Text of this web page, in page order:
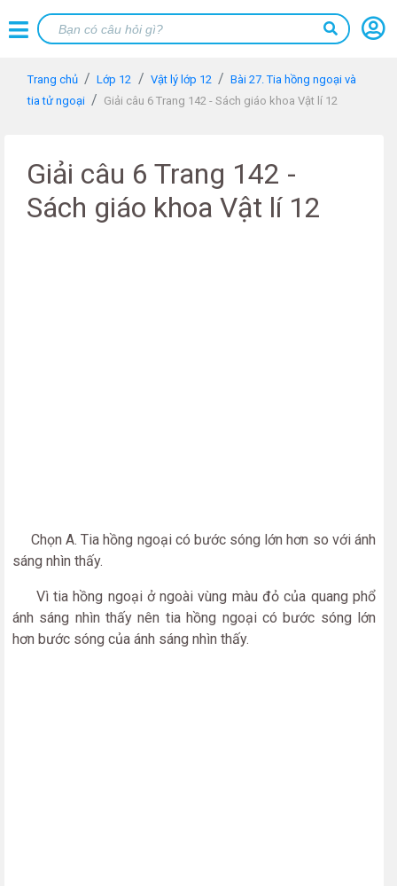
Trang chủ Lớp 12 Vật lý lớp 12
Bài 27. Tia hồng ngoại và
tia tử ngoại
Giải câu 6 Trang 142 - Sách giáo khoa Vật lí 12
Giải câu 6 Trang 142 -
Sách giáo khoa Vật lí 12
Chọn A. Tia hồng ngoại có bước sóng lớn hơn so với ánh
sáng nhìn thấy.
Vì tia hồng ngoại ở ngoài vùng màu đỏ của quang phổ
ánh sáng nhìn thấy nên tia hồng ngoại có bước sóng lớn
hơn bước sóng của ánh sáng nhìn thấy.